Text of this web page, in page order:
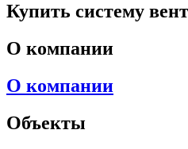
Купить систему
О компании
О компании
Объекты